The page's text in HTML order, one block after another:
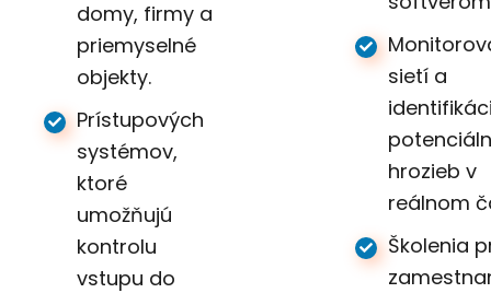
domy, firmy a
priemyselné
objekty.
Prístupových
systémov,
ktoré
umožňujú
kontrolu
vstupu do
sietí a
hrozieb v
reálnom
Školenia